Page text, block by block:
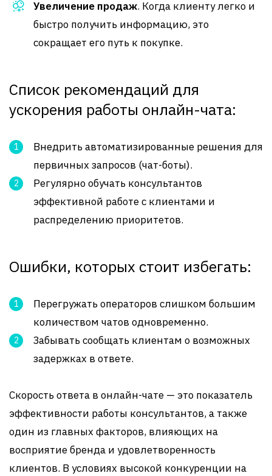
Увеличение продаж. Когда клиенту легко и
быстро получить информацию, это
сокращает его путь к покупке.
Список рекомендаций для
ускорения работы онлайн-чата:
Внедрить автоматизированные решения для
первичных запросов (чат-боты).
Регулярно обучать консультантов
эффективной работе с клиентами и
распределению приоритетов.
Ошибки, которых стоит избегать:
Перегружать операторов слишком большим
количеством чатов одновременно.
Забывать сообщать клиентам о возможных
задержках в ответе.
Скорость ответа в онлайн-чате — это показатель
эффективности работы консультантов, а также
один из главных факторов, влияющих на
восприятие бренда и удовлетворенность
клиентов. В условиях высокой конкуренции на